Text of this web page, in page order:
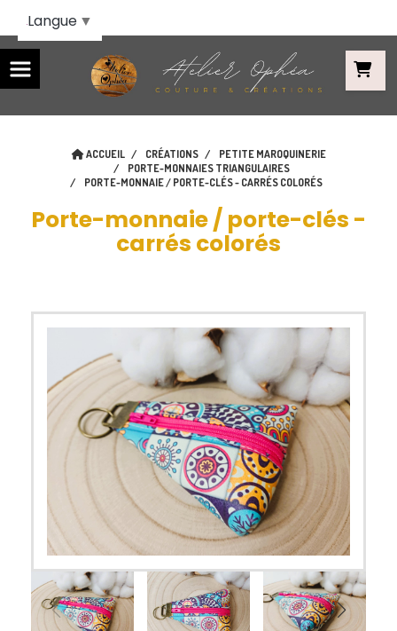
ACCUEIL CRÉATIONS
PETITE MAROQUINERIE
PORTE-MONNAIES TRIANGULAIRES
PORTE-MONNAIE / PORTE-CLÉS - CARRÉS COLORÉS
Porte-monnaie / porte-clés -
carrés colorés
Langue ▼